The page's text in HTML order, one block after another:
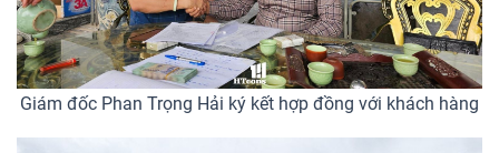
Giám đốc Phan Trọng Hải ký kết hợp đồng với khách hàng